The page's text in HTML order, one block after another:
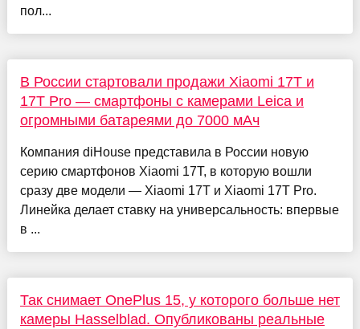
пол...
В России стартовали продажи Xiaomi 17T и
17T Pro — смартфоны с камерами Leica и
огромными батареями до 7000 мАч
Компания diHouse представила в России новую
серию смартфонов Xiaomi 17T, в которую вошли
сразу две модели — Xiaomi 17T и Xiaomi 17T Pro.
Линейка делает ставку на универсальность: впервые
в ...
Так снимает OnePlus 15, у которого больше нет
камеры Hasselblad. Опубликованы реальные